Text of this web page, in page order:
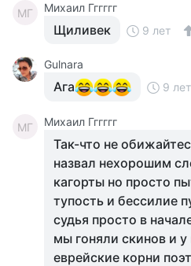
МГ Михаил Гггггг
Щиливек 9 лет
Gulnara
Ага 9 лет
МГ Михаил Гггггг
Так-что не
назвал нехорошим
кагорты но просто
тупость и бессилие
судья просто в
мы гоняли скинов и
еврейские корни